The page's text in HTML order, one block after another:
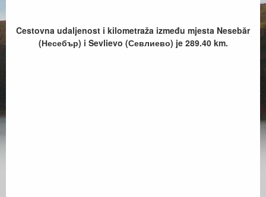
Cestovna udaljenost i kilometraža između mjesta Nesebăr
(Несебър) i Sevlievo (Севлиево) je 289.40km.